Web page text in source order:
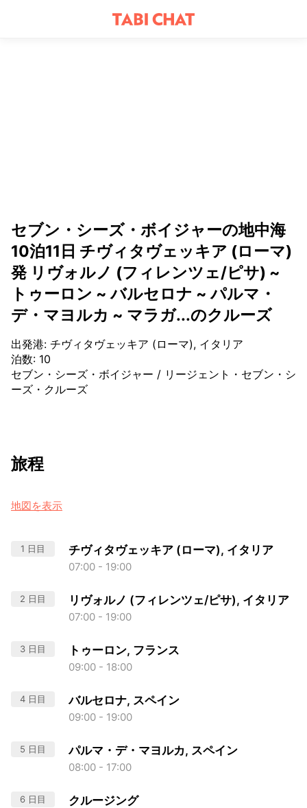
セブン・シーズ・ボイジャーの地中海
10泊11日 チヴィタヴェッキア (ローマ)
発 リヴォルノ (フィレンツェ/ピサ) ~
トゥーロン ~ バルセロナ ~ パルマ・
デ・マヨルカ ~ マラガ...のクルーズ
出発港: チヴィタヴェッキア (ローマ), イタリア
泊数: 10
セブン・シーズ・ボイジャー / リージェント・セブン・シ
ーズ・クルーズ
旅程
地図を表示
1 日目 チヴィタヴェッキア (ローマ), イタリア
07:00 - 19:00
2 日目 リヴォルノ (フィレンツェ/ピサ), イタリア
07:00 - 19:00
3 日目 トゥーロン, フランス
09:00 - 18:00
4 日目 バルセロナ, スペイン
09:00 - 19:00
5 日目 パルマ・デ・マヨルカ, スペイン
08:00 - 17:00
6 日目 クルージング